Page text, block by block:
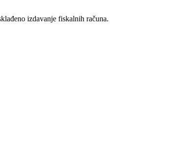
izdavanje fiskalnih računa.